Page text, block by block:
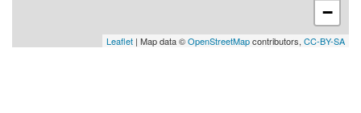
−
Leaflet | Map data ©OpenStreetMapcontributors, CC-BY-SA